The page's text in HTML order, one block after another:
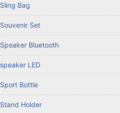
Sling Bag
Souvenir Set
Speaker Bluetooth
speaker LED
Sport Bottle
Stand Holder